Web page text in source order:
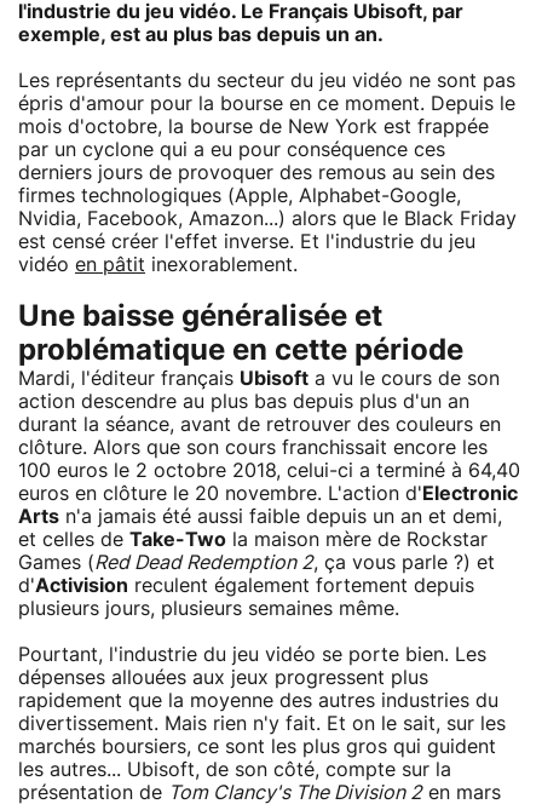
l'industrie du jeu vidéo. Le Français Ubisoft, par
exemple, est au plus bas depuis un an.
Les représentants du secteur du jeu vidéo ne sont pas
épris d'amour pour la bourse en ce moment. Depuis le
mois d'octobre, la bourse de New York est frappée
par un cyclone qui a eu pour conséquence ces
derniers jours de provoquer des remous au sein des
firmes technologiques (Apple, Alphabet-Google,
Nvidia, Facebook, Amazon...) alors que le Black Friday
est censé créer l'effet inverse. Et l'industrie du jeu
vidéo en pâtit inexorablement.
Une baisse généralisée et
problématique en cette période
Mardi, l'éditeur français Ubisoft a vu le cours de son
action descendre au plus bas depuis plus d'un an
durant la séance, avant de retrouver des couleurs en
clôture. Alors que son cours franchissait encore les
100 euros le 2 octobre 2018, celui-ci a terminé à 64,40
euros en clôture le 20 novembre. L'action d' Electronic
Arts n'a jamais été aussi faible depuis un an et demi,
et celles de Take-Two la maison mère de Rockstar
Games (Red Dead Redemption 2, ça vous parle ?) et
d'Activision reculent également fortement depuis
plusieurs jours, plusieurs semaines même.
Pourtant, l'industrie du jeu vidéo se porte bien. Les
dépenses allouées aux jeux progressent plus
rapidement que la moyenne des autres industries du
divertissement. Mais rien n'y fait. Et on le sait, sur les
marchés boursiers, ce sont les plus gros qui guident
les autres... Ubisoft, de son côté, compte sur la
présentation de Tom Clancy's The Division 2en mars